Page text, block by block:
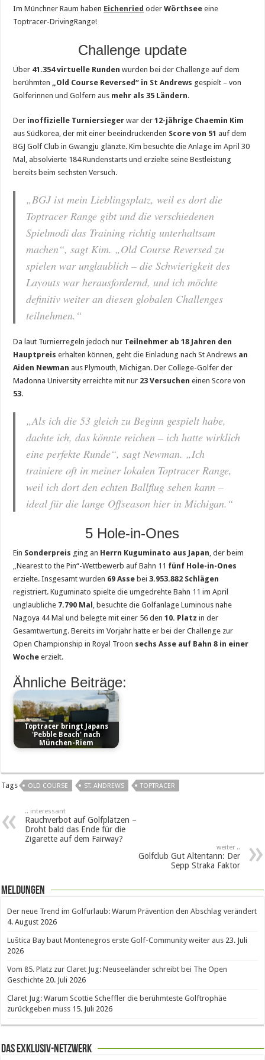
Im Münchner Raum haben Eichenried oderWörthsee eine
Toptracer-DrivingRange!
Challenge update
Über 41.354 virtuelle Runden wurden bei der Challenge auf dem
berühmten „Old Course Reversed“ in St Andrews gespielt – von
Golferinnen und Golfern aus mehr als 35 Ländern.
Der inoffizielle Turniersieger war der12-jährige Chaemin Kim
aus Südkorea, der mit einer beeindruckenden Score von 51 auf dem
BGJ Golf Club in Gwangju glänzte. Kim besuchte die Anlage im April 30
Mal, absolvierte 184 Rundenstarts und erzielte seine Bestleistung
bereits beim sechsten Versuch.
„BGJ ist mein Lieblingsplatz, weil es dort die
Toptracer Range gibt und die verschiedenen
Spielmodi das Training richtig unterhaltsam
machen“, sagt Kim. „Old Course Reversed zu
spielen war unglaublich – die Schwierigkeit des
Layouts war herausfordernd, und ich möchte
definitiv weiter an diesen globalen Challenges
teilnehmen.“
Da laut Turnierregeln jedoch nur Teilnehmer ab 18 Jahren den
Hauptpreis erhalten können, geht die Einladung nach St Andrews an
Aiden Newman aus Plymouth, Michigan. Der College-Golfer der
Madonna University erreichte mit nur 23 Versuchen einen Score von
53.
„Als ich die 53 gleich zu Beginn gespielt habe,
dachte ich, das könnte reichen – ich hatte wirklich
eine perfekte Runde“, sagt Newman. „Ich
trainiere oft in meiner lokalen Toptracer Range,
weil ich dort den echten Ballflug sehen kann –
ideal für die lange Offseason hier in Michigan.“
5 Hole-in-Ones
Ein Sonderpreis ging an Herrn Kuguminato aus Japan, der beim
„Nearest to the Pin“-Wettbewerb auf Bahn 11 fünf Hole-in-Ones
erzielte. Insgesamt wurden 69 Asse bei3.953.882 Schlägen
registriert. Kuguminato spielte die umgedrehte Bahn 11 im April
unglaubliche 7.790 Mal , besuchte die Golfanlage Luminous nahe
Nagoya 44 Mal und belegte mit einer 56 den10. Platz in der
Gesamtwertung. Bereits im Vorjahr hatte er bei der Challenge zur
Open Championship in Royal Troon sechs Asse auf Bahn 8 in einer
Woche erzielt.
Ähnliche Beiträge:
Toptracer bringt Japans
'Pebble Beach' nach
München-Riem
Tags OLD COURSE ST. ANDREWS TOPTRACER
.. interessant
Rauchverbot auf Golfplätzen –
Droht bald das Ende für die
Zigarette auf dem Fairway?
weiter ..
Golfclub Gut Altentann: Der
Sepp Straka Faktor
Meldungen
Der neue Trend im Golfurlaub: Warum Prävention den Abschlag verändert
4. August 2026
Luštica Bay baut Montenegros erste Golf-Community weiter aus 23. Juli
2026
Vom 85. Platz zur Claret Jug: Neuseeländer schreibt bei The Open
Geschichte 20. Juli 2026
Claret Jug: Warum Scottie Scheffler die berühmteste Golftrophäe
zurückgeben muss 15. Juli 2026
Das Exklusiv-Netzwerk